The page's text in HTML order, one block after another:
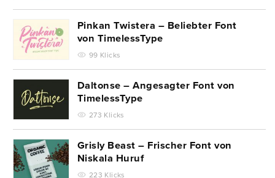
Pinkan Twistera – Beliebter Font
von TimelessType
99 Klicks
Daltonse – Angesagter Font von
TimelessType
273 Klicks
Grisly Beast – Frischer Font von
Niskala Huruf
223 Klicks